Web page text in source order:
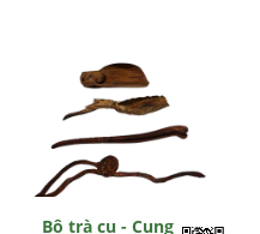
Bộ trà cụ - Cung